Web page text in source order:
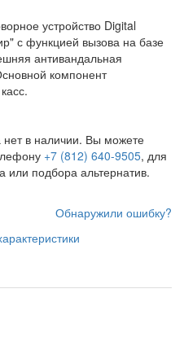
устройство Digital
с функцией вызова на базе
антивандальная
компонент
в наличии. Вы можете
+7 (812) 640-9505, для
или подбора альтернатив.
Обнаружили ошибку?